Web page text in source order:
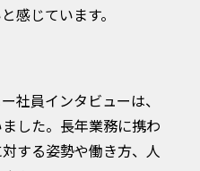
感じています。
社員インタビューは、
した。長年業務に携わ
する姿勢や働き方、人